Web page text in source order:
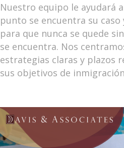
Nuestro equipo le ayudará
punto se encuentra su caso
para que nunca se quede
se encuentra. Nos
estrategias claras y plazos
sus objetivos de